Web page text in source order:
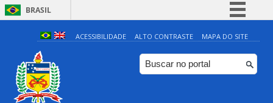
BRASIL
Simplifique!
Comunica BR
Participe
ACESSIBILIDADE ALTO CONTRASTE MAPA DO SITE